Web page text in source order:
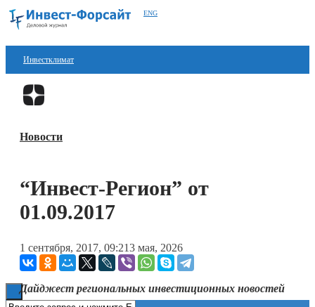
ENG
Инвестклимат
Финансы
Блокчейн
Книги
Новости
“Инвест-Регион” от
01.09.2017
1 сентября, 2017, 09:213 мая, 2026
Дайджест региональных инвестиционных новостей